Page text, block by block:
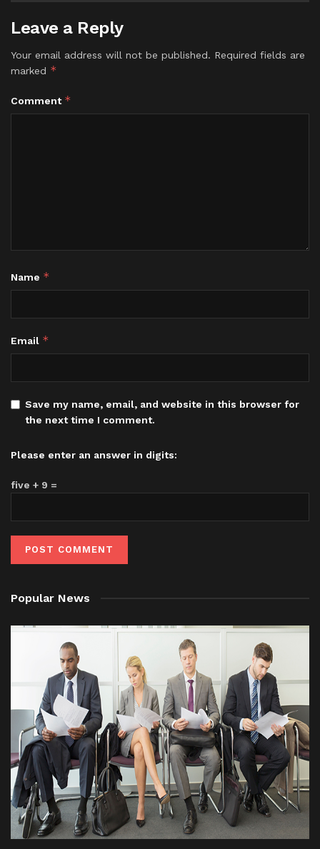
Leave a Reply
Your email address will not be published. Required fields are
marked *
Comment *
Name *
Email *
Save my name, email, and website in this browser for
the next time I comment.
Please enter an answer in digits:
five + 9 =
Popular News